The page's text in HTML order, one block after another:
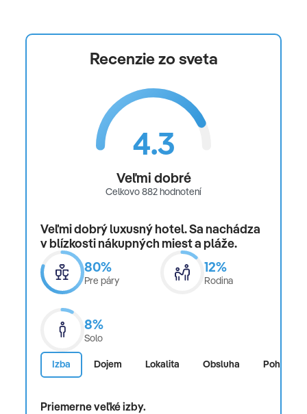
Recenzie zo sveta
4.3
Veľmi dobré
Celkovo 882 hodnotení
Veľmi dobrý luxusný hotel. Sa nachádza
v blízkosti nákupných miest a pláže.
80%
Pre páry
12%
Rodina
8%
Solo
Izba Dojem Lokalita Obsluha Pohodlie
Priemerne veľké izby.